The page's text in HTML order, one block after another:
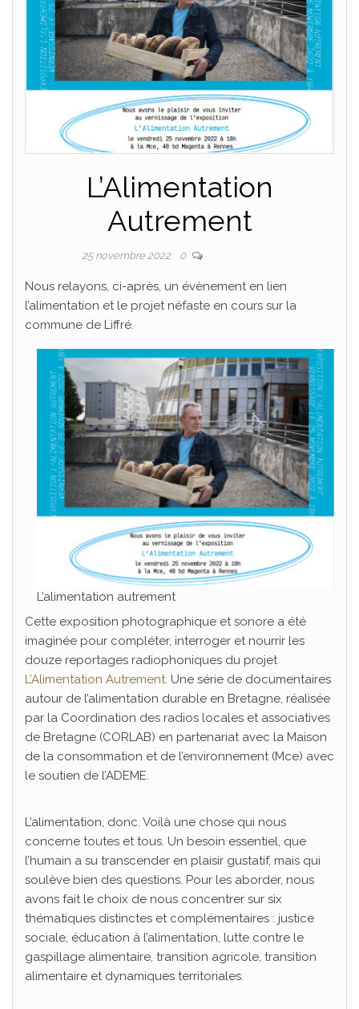
L’Alimentation
Autrement
25 novembre 2022 0
Nous relayons, ci-après, un évènement en lien
l’alimentation et le projet néfaste en cours sur la
commune de Liffré.
L’alimentation autrement
Cette exposition photographique et sonore a été
imaginée pour compléter, interroger et nourrir les
douze reportages radiophoniques du projet
L’Alimentation Autrement. Une série de documentaires
autour de l’alimentation durable en Bretagne, réalisée
par la Coordination des radios locales et associatives
de Bretagne (CORLAB) en partenariat avec la Maison
de la consommation et de l’environnement (Mce) avec
le soutien de l’ADEME.
L’alimentation, donc. Voilà une chose qui nous
concerne toutes et tous. Un besoin essentiel, que
l’humain a su transcender en plaisir gustatif, mais qui
soulève bien des questions. Pour les aborder, nous
avons fait le choix de nous concentrer sur six
thématiques distinctes et complémentaires : justice
sociale, éducation à l’alimentation, lutte contre le
gaspillage alimentaire, transition agricole, transition
alimentaire et dynamiques territoriales.